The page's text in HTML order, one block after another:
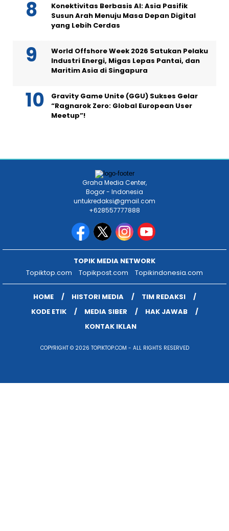
Konektivitas Berbasis AI: Asia Pasifik
Susun Arah Menuju Masa Depan Digital
yang Lebih Cerdas
World Offshore Week 2026 Satukan Pelaku
Industri Energi, Migas Lepas Pantai, dan
Maritim Asia di Singapura
Gravity Game Unite (GGU) Sukses Gelar
“Ragnarok Zero: Global European User
Meetup”!
Graha Media Center,
Bogor - Indonesia
untukredaksi@gmail.com
+628557777888
TOPIK MEDIA NETWORK
Topiktop.com
Topikpost.com Topikindonesia.com
HOME HISTORI MEDIA
TIM REDAKSI
KODE ETIK
MEDIA SIBER
HAK JAWAB
KONTAK IKLAN
COPYRIGHT © 2026 TOPIKTOP.COM - ALL RIGHTS RESERVED